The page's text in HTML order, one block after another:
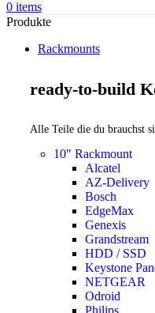
0 items
Produkte
Rackmounts
ready-to-build
Alle Teile die du brauchst
10" Rackmount
Alcatel
AZ-Delivery
Bosch
EdgeMax
Genexis
Grandstream
HDD / SSD
Keystone
NETGEAR
Odroid
Philips